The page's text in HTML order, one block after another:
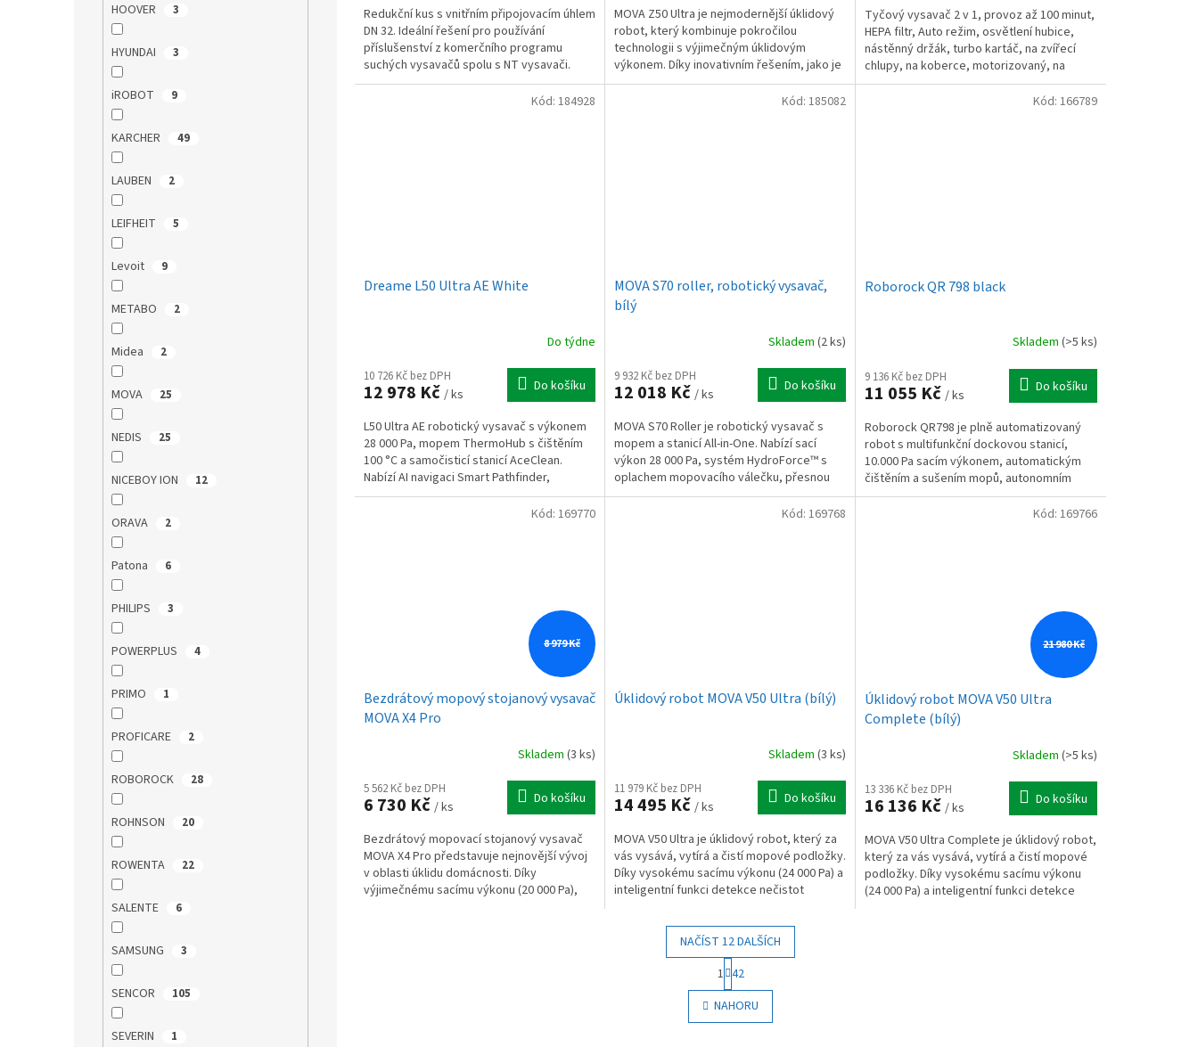
HOOVER 3
HYUNDAI 3
iROBOT 9
KARCHER 49
LAUBEN 2
LEIFHEIT 5
Levoit 9
METABO 2
Midea 2
MOVA 25
NEDIS 25
NICEBOY ION 12
ORAVA 2
Patona 6
PHILIPS 3
POWERPLUS 4
PRIMO 1
PROFICARE 2
ROBOROCK 28
ROHNSON 20
ROWENTA 22
SALENTE 6
SAMSUNG 3
SENCOR 105
SEVERIN 1
Redukční kus s vnitřním připojovacím úhlem
DN 32. Ideální řešení pro používání
příslušenství z komerčního programu
suchých vysavačů spolu s NT vysavači.
MOVA Z50 Ultra je nejmodernější úklidový
robot, který kombinuje pokročilou
technologii s výjimečným úklidovým
výkonem. Díky inovativním řešením, jako je
inteligentní mapování...
Tyčový vysavač 2 v 1, provoz až 100 minut,
HEPA filtr, Auto režim, osvětlení hubice,
nástěnný držák, turbo kartáč, na zvířecí
chlupy, na koberce, motorizovaný, na
čalounění,...
Dreame L50 Ultra AE White
Do týdne
10 726 Kč bez DPH
12 978 Kč / ks Do košíku
L50 Ultra AE robotický vysavač s výkonem
28 000 Pa, mopem ThermoHub s čištěním
100 °C a samočisticí stanicí AceClean.
Nabízí AI navigaci Smart Pathfinder,
výsuvné kartáče,...
Kód: 184928
MOVA S70 roller, robotický vysavač,
bílý
Skladem (2 ks)
9 932 Kč bez DPH
12 018 Kč / ks Do košíku
MOVA S70 Roller je robotický vysavač s
mopem a stanicí All-in-One. Nabízí sací
výkon 28 000 Pa, systém HydroForce™ s
oplachem mopovacího válečku, přesnou
laserovou navigaci a...
Kód: 185082
Roborock QR 798 black
Skladem (>5 ks)
9 136 Kč bez DPH
11 055 Kč / ks Do košíku
Roborock QR798 je plně automatizovaný
robot s multifunkční dockovou stanicí,
10.000 Pa sacím výkonem, automatickým
čištěním a sušením mopů, autonomním
vysypáváním prachu, LiDAR...
Kód: 166789
8 979 Kč
Bezdrátový mopový stojanový vysavač
MOVA X4 Pro
Skladem (3 ks)
5 562 Kč bez DPH
6 730 Kč / ks Do košíku
Bezdrátový mopovací stojanový vysavač
MOVA X4 Pro představuje nejnovější vývoj
v oblasti úklidu domácnosti. Díky
výjimečnému sacímu výkonu (20 000 Pa),
Kód: 169770
Úklidový robot MOVA V50 Ultra (bílý)
Skladem (3 ks)
11 979 Kč bez DPH
14 495 Kč / ks Do košíku
MOVA V50 Ultra je úklidový robot, který za
vás vysává, vytírá a čistí mopové podložky.
Díky vysokému sacímu výkonu (24 000 Pa) a
inteligentní funkci detekce nečistot
Kód: 169768
21 980 Kč
Úklidový robot MOVA V50 Ultra
Complete (bílý)
Skladem (>5 ks)
13 336 Kč bez DPH
16 136 Kč / ks Do košíku
MOVA V50 Ultra Complete je úklidový robot,
který za vás vysává, vytírá a čistí mopové
podložky. Díky vysokému sacímu výkonu
(24 000 Pa) a inteligentní funkci detekce
Kód: 169766
O
v
l
NAČÍST 12 DALŠÍCH
S
t
r
á
n
1 42
NAHORU